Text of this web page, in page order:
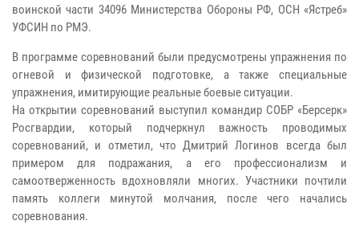
воинской части 34096 Министерства Обороны РФ, ОСН «Ястреб»
УФСИН по РМЭ.
В программе соревнований были предусмотрены упражнения по
огневой и физической подготовке, а также специальные
упражнения, имитирующие реальные боевые ситуации.
На открытии соревнований выступил командир СОБР «Берсерк»
Росгвардии, который подчеркнул важность проводимых
соревнований, и отметил, что Дмитрий Логинов всегда был
примером для подражания, а его профессионализм и
самоотверженность вдохновляли многих. Участники почтили
память коллеги минутой молчания, после чего начались
соревнования.